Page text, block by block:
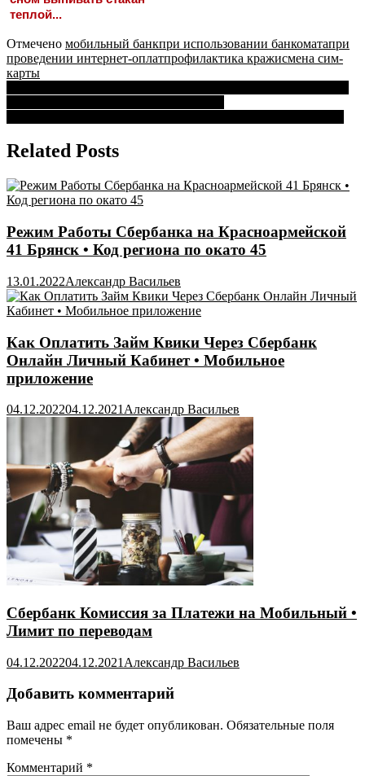
теплой...
Отмечено мобильный банкпри использовании банкоматапри
проведении интернет-оплатпрофилактика кражисмена сим-
карты
Навигация
по
Related Posts
Режим Работы Сбербанка на Красноармейской
41 Брянск • Код региона по окато 45
13.01.2022Александр Васильев
Как Оплатить Займ Квики Через Сбербанк
Онлайн Личный Кабинет • Мобильное
приложение
04.12.202204.12.2021 Александр Васильев
Сбербанк Комиссия за Платежи на Мобильный •
Лимит по переводам
04.12.202204.12.2021 Александр Васильев
Добавить комментарий
Ваш адрес email не будет опубликован. Обязательные поля
помечены *
Комментарий *